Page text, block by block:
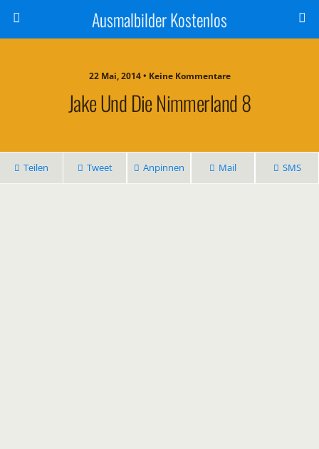
Ausmalbilder Kostenlos
22 Mai, 2014 • Keine Kommentare
Jake Und Die Nimmerland 8
Teilen Tweet Anpinnen Mail SMS